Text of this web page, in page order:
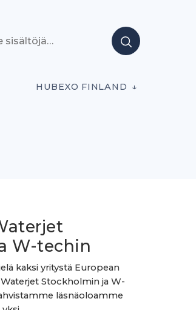
HUBEXO FINLAND
W-techin
kaksi yritystä European
Stockholmin ja W-
läsnäoloamme